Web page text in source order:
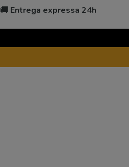
🚚 Entrega expressa 24h